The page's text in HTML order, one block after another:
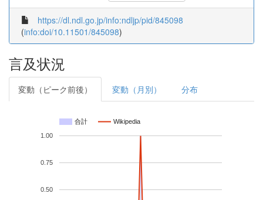
https://dl.ndl.go.jp/info:ndljp/pid/845098
(info:doi/10.11501/845098)
言及状況
変動（ピーク前後） 変動（月別） 分布
合計 Wikipedia
0.50
0.75
1.00